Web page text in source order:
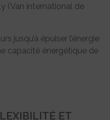
(Van international de
jusqu’à épuiser l’énergie
capacité énergétique de
ET